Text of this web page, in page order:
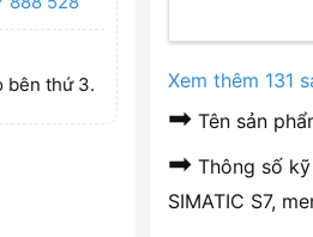
bên thứ 3.
Xem thêm 131
➡ Tên sản
➡ Thông số
SIMATIC S7,